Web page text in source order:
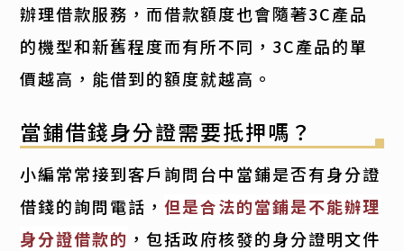
辦理借款服務，而借款額度也會隨著3C產品
的機型和新舊程度而有所不同，3C產品的單
價越高，能借到的額度就越高。
當鋪借錢身分證需要抵押嗎？
小編常常接到客戶詢問台中當鋪是否有身分證
借錢的詢問電話，但是合法的當鋪是不能辦理
身分證借款的 ，包括政府核發的身分證明文件